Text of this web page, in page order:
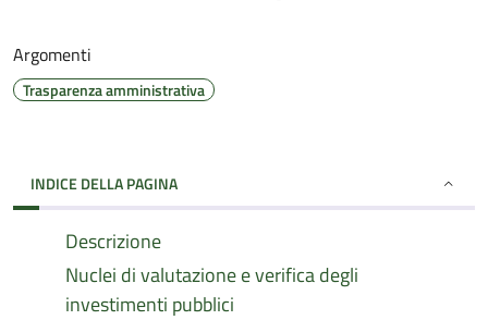
Argomenti
Trasparenza amministrativa
INDICE DELLA PAGINA
Descrizione
Nuclei di valutazione e verifica degli
investimenti pubblici